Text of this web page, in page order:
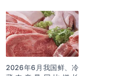
2026年6月我国鲜、冷